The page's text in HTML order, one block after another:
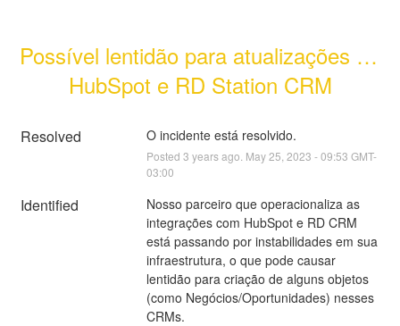
Possível lentidão para atualizações no
HubSpot e RD Station CRM
Resolved O incidente está resolvido.
Posted 3 years ago. May25 2023 -09:53 GMT-
03:00
Identified
Nosso parceiro que operacionaliza as
integrações com HubSpot e RD CRM
está passando por instabilidades em sua
infraestrutura, o que pode causar
lentidão para criação de alguns objetos
(como Negócios/Oportunidades) nesses
CRMs.